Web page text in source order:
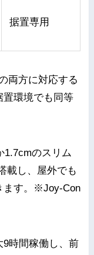
据置専用
両方に対応する
置環境でも同等
1.7cmのスリム
載し、屋外でも
ます。※Joy-Con
時間稼働し、前